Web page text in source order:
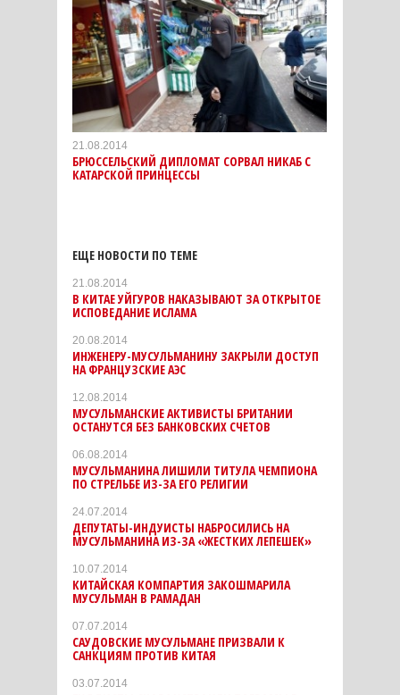
21.08.2014
БРЮССЕЛЬСКИЙ ДИПЛОМАТ СОРВАЛ НИКАБ С
КАТАРСКОЙ ПРИНЦЕССЫ
ЕЩЕ НОВОСТИ ПО ТЕМЕ
21.08.2014
В КИТАЕ УЙГУРОВ НАКАЗЫВАЮТ ЗА ОТКРЫТОЕ
ИСПОВЕДАНИЕ ИСЛАМА
20.08.2014
ИНЖЕНЕРУ-МУСУЛЬМАНИНУ ЗАКРЫЛИ ДОСТУП
НА ФРАНЦУЗСКИЕ АЭС
12.08.2014
МУСУЛЬМАНСКИЕ АКТИВИСТЫ БРИТАНИИ
ОСТАНУТСЯ БЕЗ БАНКОВСКИХ СЧЕТОВ
06.08.2014
МУСУЛЬМАНИНА ЛИШИЛИ ТИТУЛА ЧЕМПИОНА
ПО СТРЕЛЬБЕ ИЗ-ЗА ЕГО РЕЛИГИИ
24.07.2014
ДЕПУТАТЫ-ИНДУИСТЫ НАБРОСИЛИСЬ НА
МУСУЛЬМАНИНА ИЗ-ЗА «ЖЕСТКИХ ЛЕПЕШЕК»
10.07.2014
КИТАЙСКАЯ КОМПАРТИЯ ЗАКОШМАРИЛА
МУСУЛЬМАН В РАМАДАН
07.07.2014
САУДОВСКИЕ МУСУЛЬМАНЕ ПРИЗВАЛИ К
САНКЦИЯМ ПРОТИВ КИТАЯ
03.07.2014